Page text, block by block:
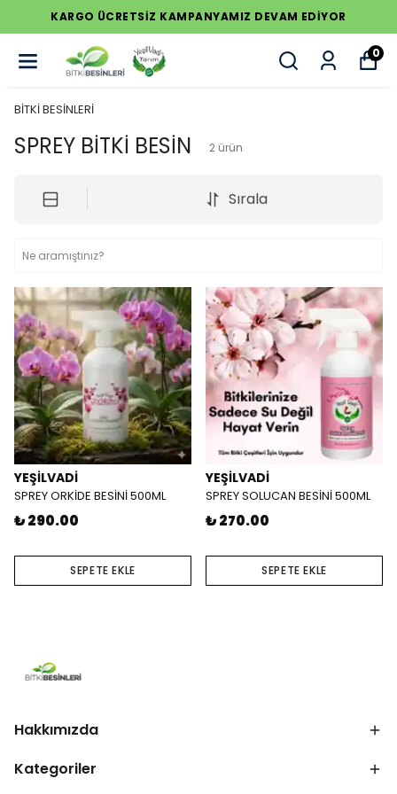
KARGO ÜCRETSİZ KAMPANYAMIZ DEVAM EDİYOR
0
BİTKİ BESİNLERİ
SPREY BİTKİ BESİN 2 ürün
Sırala
YEŞİLVADİ
SPREY ORKİDE BESİNİ 500ML
₺ 290.00
SEPETE EKLE
YEŞİLVADİ
SPREY SOLUCAN BESİNİ 500ML
₺ 270.00
SEPETE EKLE
Hakkımızda
Kategoriler